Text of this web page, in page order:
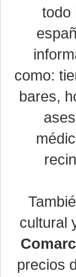
todo
como:
bares,
cultural
precios